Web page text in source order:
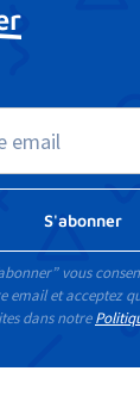
vous
et acceptez
dans notre